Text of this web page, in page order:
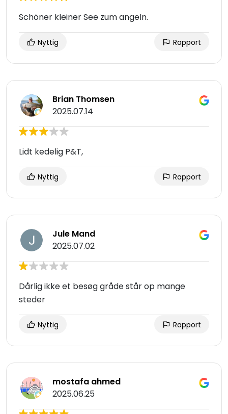
Schöner kleiner See zum angeln.
Nyttig Rapport
Brian Thomsen
2025.07.14
Lidt kedelig P&T,
Nyttig Rapport
Jule Mand
2025.07.02
Dårlig ikke et besøg gråde står op mange
steder
Nyttig Rapport
mostafa ahmed
2025.06.25